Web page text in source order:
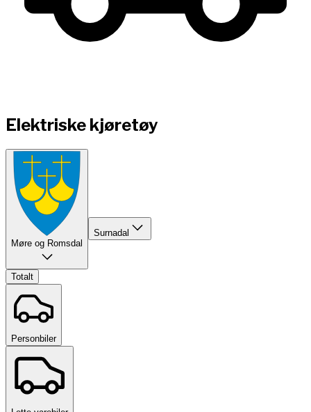
Elektriske kjøretøy
Møre og Romsdal
Surnadal
Totalt
Personbiler